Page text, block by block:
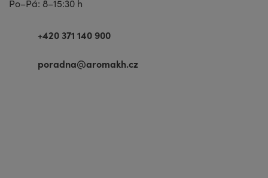
Po–Pá: 8–15:30 h
+420 371 140 900
poradna@aromakh.cz